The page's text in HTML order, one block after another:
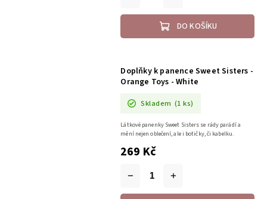
DO KOŠÍKU
Doplňky k panence Sweet Sisters -
Orange Toys - White
Skladem (1 ks)
269 Kč
Látkové panenky Sweet Sisters se rády parádí a
mění nejen oblečení, ale i botičky, či kabelku.